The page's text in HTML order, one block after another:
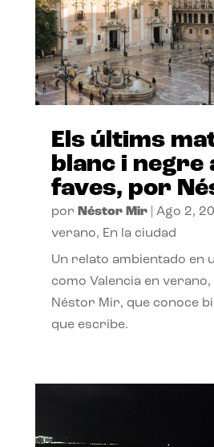
Els últims
blanc i negre
faves, por
por Néstor Mir| Ago 2,
verano, En la ciudad
Un relato ambientado en
como Valencia en
Néstor Mir, que conoce
que escribe.